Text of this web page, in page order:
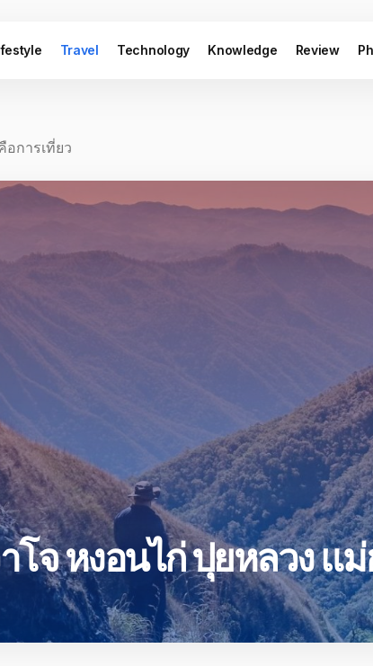
Travel Technology Knowledge Review
การเที่ยว
โจ หงอนไก่ ปุยหลวง แ